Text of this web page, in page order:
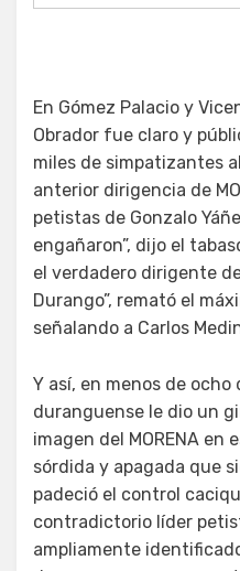
En Gómez Palacio y
Obrador fue claro y
miles de simpatizantes
anterior dirigencia de
petistas de Gonzalo
engañaron”, dijo el
el verdadero dirigente
Durango”, remató el
señalando a Carlos
Y así, en menos de
duranguense le dio un
imagen del MORENA en
sórdida y apagada que
padeció el control
contradictorio líder
ampliamente